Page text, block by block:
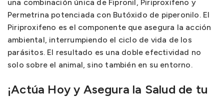
una combinación única de Fipronil, Piriproxifeno y
Permetrina potenciada con Butóxido de piperonilo. El
Piriproxifeno es el componente que asegura la acción
ambiental, interrumpiendo el ciclo de vida de los
parásitos. El resultado es una doble efectividad no
solo sobre el animal, sino también en su entorno.
¡Actúa Hoy y Asegura la Salud de tu